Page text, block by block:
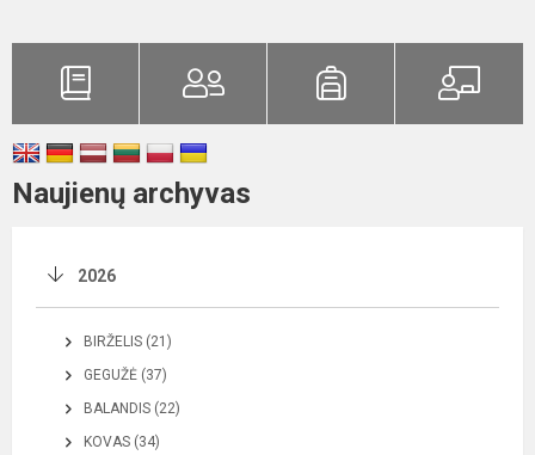
Naujienų archyvas
2026
BIRŽELIS (21)
GEGUŽĖ (37)
BALANDIS (22)
KOVAS (34)